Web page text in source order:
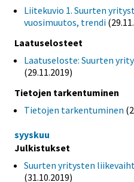
Liitekuvio 1. Suurten
vuosimuutos, trendi
Laatuselosteet
Laatuseloste: Suurten
(29.11.2019)
Tietojen tarkentuminen
Tietojen tarkentuminen
syyskuu
Julkistukset
Suurten yritysten
(31.10.2019)